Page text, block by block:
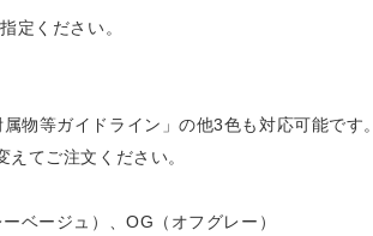
定ください。
物等ガイドライン」の他3色も対応可能です。
てご注文ください。
ベージュ）、OG（オフグレー）